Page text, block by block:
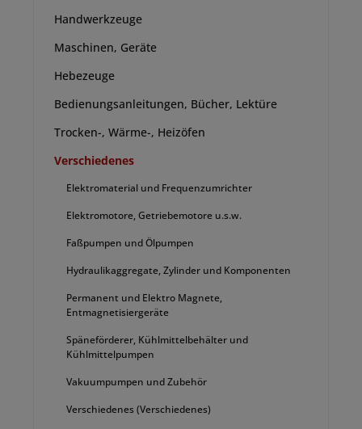
Handwerkzeuge
Maschinen, Geräte
Hebezeuge
Bedienungsanleitungen, Bücher, Lektüre
Trocken-, Wärme-, Heizöfen
Verschiedenes
Elektromaterial und Frequenzumrichter
Elektromotore, Getriebemotore u.s.w.
Faßpumpen und Ölpumpen
Hydraulikaggregate, Zylinder und Komponenten
Permanent und Elektro Magnete,
Entmagnetisiergeräte
Späneförderer, Kühlmittelbehälter und
Kühlmittelpumpen
Vakuumpumpen und Zubehör
Verschiedenes (Verschiedenes)